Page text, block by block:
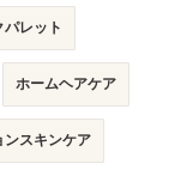
パレット
ホームヘアケア
ンスキンケア